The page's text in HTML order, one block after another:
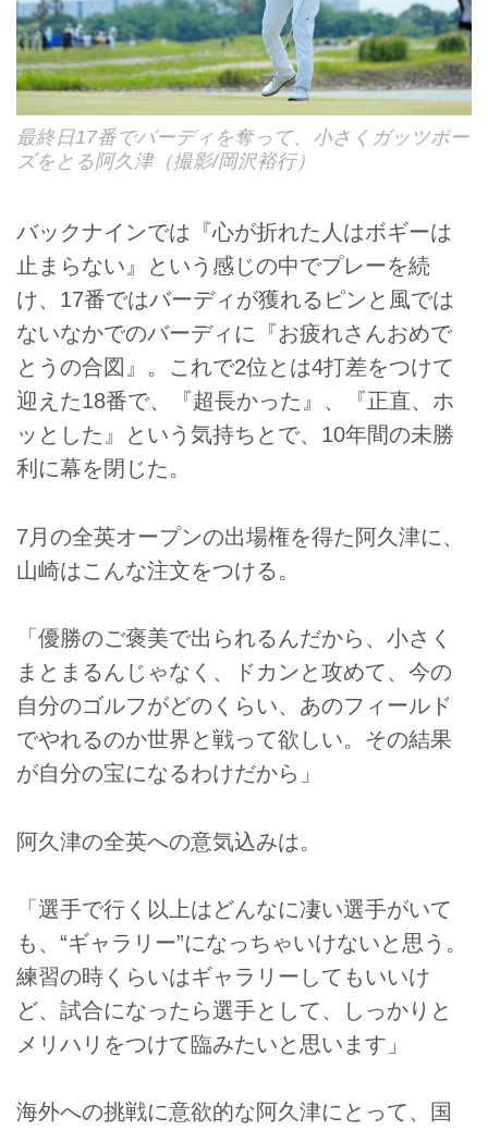
最終日17番でバーディを奪って、小さくガッツポー
ズをとる阿久津（撮影/岡沢裕行）
バックナインでは『心が折れた人はボギーは
止まらない』という感じの中でプレーを続
け、17番ではバーディが獲れるピンと風では
ないなかでのバーディに『お疲れさんおめで
とうの合図』。これで2位とは4打差をつけて
迎えた18番で、『超長かった』、『正直、ホ
ッとした』という気持ちとで、10年間の未勝
利に幕を閉じた。
7月の全英オープンの出場権を得た阿久津に、
山崎はこんな注文をつける。
「優勝のご褒美で出られるんだから、小さく
まとまるんじゃなく、ドカンと攻めて、今の
自分のゴルフがどのくらい、あのフィールド
でやれるのか世界と戦って欲しい。その結果
が自分の宝になるわけだから」
阿久津の全英への意気込みは。
「選手で行く以上はどんなに凄い選手がいて
も、“ギャラリー”になっちゃいけないと思う。
練習の時くらいはギャラリーしてもいいけ
ど、試合になったら選手として、しっかりと
メリハリをつけて臨みたいと思います」
海外への挑戦に意欲的な阿久津にとって、国